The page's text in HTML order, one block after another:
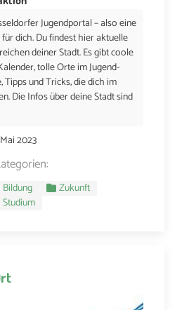
Jugendportal – also eine
dich. Du findest hier aktuelle
deiner Stadt. Es gibt coole
tolle Orte im Jugend-
Tipps und Tricks, die dich im
Die Infos über deine Stadt sind
2023
Bildung
Zukunft
Studium